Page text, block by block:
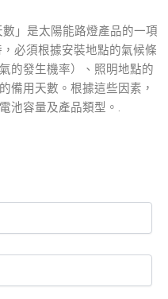
」是太陽能路燈產品的一項
必須根據安裝地點的氣候條
的發生機率）、照明地點的
備用天數。根據這些因素，
池容量及產品類型。.